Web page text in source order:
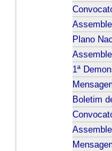
Plano
1ª
Boletim